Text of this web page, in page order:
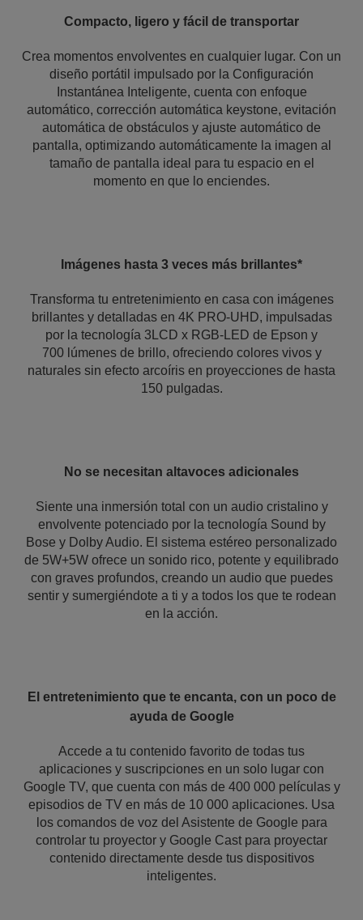
Compacto, ligero y fácil de transportar
Crea momentos envolventes en cualquier lugar. Con un
diseño portátil impulsado por la Configuración
Instantánea Inteligente, cuenta con enfoque
automático, corrección automática keystone, evitación
automática de obstáculos y ajuste automático de
pantalla, optimizando automáticamente la imagen al
tamaño de pantalla ideal para tu espacio en el
momento en que lo enciendes.
Imágenes hasta 3 veces más brillantes*
Transforma tu entretenimiento en casa con imágenes
brillantes y detalladas en 4K PRO-UHD, impulsadas
por la tecnología 3LCD x RGB-LED de Epson y
700 lúmenes de brillo, ofreciendo colores vivos y
naturales sin efecto arcoíris en proyecciones de hasta
150 pulgadas.
No se necesitan altavoces adicionales
Siente una inmersión total con un audio cristalino y
envolvente potenciado por la tecnología Sound by
Bose y Dolby Audio. El sistema estéreo personalizado
de 5W+5W ofrece un sonido rico, potente y equilibrado
con graves profundos, creando un audio que puedes
sentir y sumergiéndote a ti y a todos los que te rodean
en la acción.
El entretenimiento que te encanta, con un poco de
ayuda de Google
Accede a tu contenido favorito de todas tus
aplicaciones y suscripciones en un solo lugar con
Google TV, que cuenta con más de 400 000 películas y
episodios de TV en más de 10 000 aplicaciones. Usa
los comandos de voz del Asistente de Google para
controlar tu proyector y Google Cast para proyectar
contenido directamente desde tus dispositivos
inteligentes.